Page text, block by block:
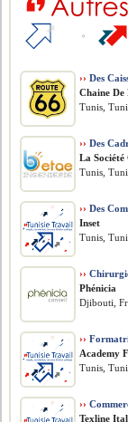
›› Des
Chaine
Tunis,
›› Des
La
Tunis,
›› Des
Inset
Tunis,
››
Phénicia
Djibouti,
››
Academy
Tunis,
››
Texline